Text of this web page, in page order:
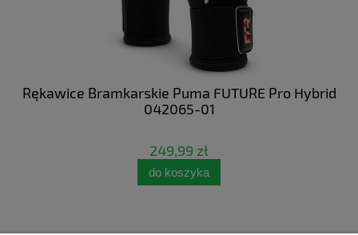
Rękawice Bramkarskie Puma FUTURE Pro Hybrid
042065-01
249,99 zł
do koszyka